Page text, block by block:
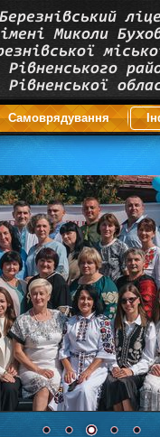
Самоврядування